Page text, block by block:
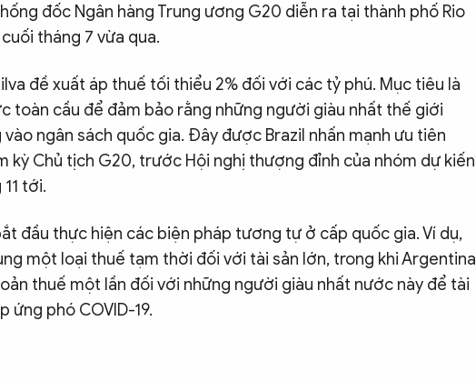
đốc Ngân hàng Trung ương G20 diễn ra tại thành phố Rio
tháng 7 vừa qua.
đề xuất áp thuế tối thiểu 2% đối với các tỷ phú. Mục tiêu là
toàn cầu để đảm bảo rằng những người giàu nhất thế giới
ngân sách quốc gia. Đây được Brazil nhấn mạnh ưu tiên
kỳ Chủ tịch G20, trước Hội nghị thượng đỉnh của nhóm dự kiến
tới.
đầu thực hiện các biện pháp tương tự ở cấp quốc gia. Ví dụ,
một loại thuế tạm thời đối với tài sản lớn, trong khi Argentina
thuế một lần đối với những người giàu nhất nước này để tài
ứng phó COVID-19.